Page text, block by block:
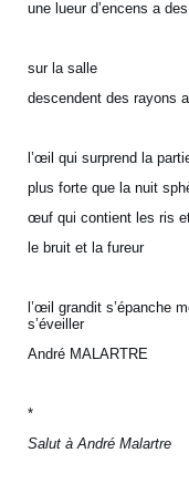
une lueur d’encens a
sur la salle
descendent des rayons
l’œil qui surprend la
plus forte que la nuit
œuf qui contient les ris
le bruit et la fureur
l’œil grandit s’épanche
s’éveiller
André MALARTRE
*
Salut à André Malartre